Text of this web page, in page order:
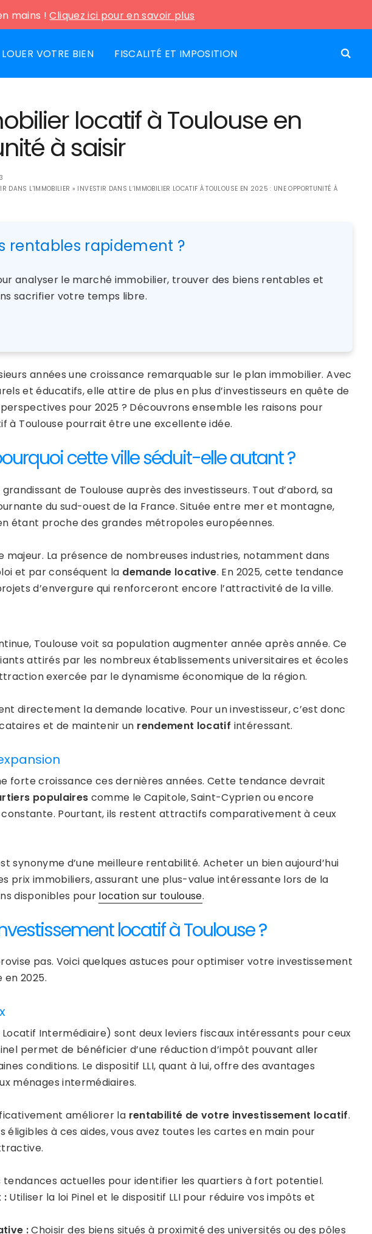
mains !Cliquez ici pour en savoir plus
LOUER VOTRE BIEN FISCALITÉ ET IMPOSITION
locatif à Toulouse en
à saisir
DANS L'IMMOBILIER » INVESTIR DANS L’IMMOBILIER LOCATIF À TOULOUSE EN 2025 : UNE OPPORTUNITÉ À
rentables rapidement ?
analyser le marché immobilier, trouver des biens rentables et
sacrifier votre temps libre.
années une croissance remarquable sur le plan immobilier. Avec
et éducatifs, elle attire de plus en plus d’investisseurs en quête de
pour 2025 ? Découvrons ensemble les raisons pour
à Toulouse pourrait être une excellente idée.
cette ville séduit-elle autant ?
de Toulouse auprès des investisseurs. Tout d’abord, sa
du sud-ouest de la France. Située entre mer et montagne,
étant proche des grandes métropoles européennes.
majeur. La présence de nombreuses industries, notamment dans
et par conséquent la demande locative. En 2025, cette tendance
d’envergure qui renforceront encore l’attractivité de la ville.
Toulouse voit sa population augmenter année après année. Ce
attirés par les nombreux établissements universitaires et écoles
exercée par le dynamisme économique de la région.
directement la demande locative. Pour un investisseur, c’est donc
et de maintenir un rendement locatif intéressant.
forte croissance ces dernières années. Cette tendance devrait
populaires comme le Capitole, Saint-Cyprien ou encore
Pourtant, ils restent attractifs comparativement à ceux
synonyme d’une meilleure rentabilité. Acheter un bien aujourd’hui
prix immobiliers, assurant une plus-value intéressante lors de la
disponibles pour location sur toulouse.
locatif à Toulouse ?
pas. Voici quelques astuces pour optimiser votre investissement
2025.
Intermédiaire) sont deux leviers fiscaux intéressants pour ceux
permet de bénéficier d’une réduction d’impôt pouvant aller
conditions. Le dispositif LLI, quant à lui, offre des avantages
ménages intermédiaires.
améliorer la rentabilité de votre investissement locatif.
éligibles à ces aides, vous avez toutes les cartes en main pour
tendances actuelles pour identifier les quartiers à fort potentiel.
: Utiliser la loi Pinel et le dispositif LLI pour réduire vos impôts et
:Choisir des biens situés à proximité des universités ou des pôles